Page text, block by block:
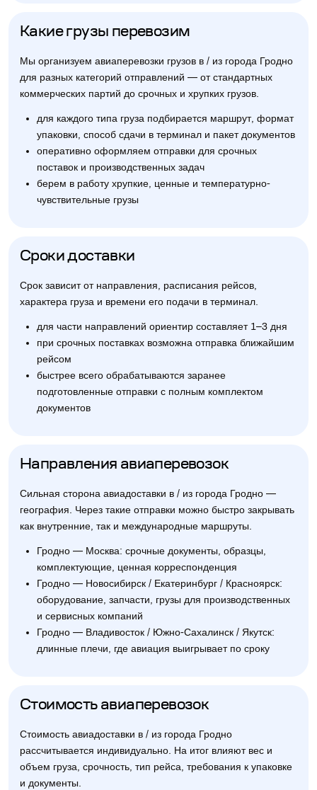
Какие грузы перевозим
Мы организуем авиаперевозки грузов в / из города Гродно
для разных категорий отправлений — от стандартных
коммерческих партий до срочных и хрупких грузов.
для каждого типа груза подбирается маршрут, формат
упаковки, способ сдачи в терминал и пакет документов
оперативно оформляем отправки для срочных
поставок и производственных задач
берем в работу хрупкие, ценные и температурно-
чувствительные грузы
Сроки доставки
Срок зависит от направления, расписания рейсов,
характера груза и времени его подачи в терминал.
для части направлений ориентир составляет 1–3 дня
при срочных поставках возможна отправка ближайшим
рейсом
быстрее всего обрабатываются заранее
подготовленные отправки с полным комплектом
документов
Направления авиаперевозок
Сильная сторона авиадоставки в / из города Гродно —
география. Через такие отправки можно быстро закрывать
как внутренние, так и международные маршруты.
Гродно — Москва: срочные документы, образцы,
комплектующие, ценная корреспонденция
Гродно — Новосибирск / Екатеринбург / Красноярск:
оборудование, запчасти, грузы для производственных
и сервисных компаний
Гродно — Владивосток / Южно-Сахалинск / Якутск:
длинные плечи, где авиация выигрывает по сроку
Стоимость авиаперевозок
Стоимость авиадоставки в / из города Гродно
рассчитывается индивидуально. На итог влияют вес и
объем груза, срочность, тип рейса, требования к упаковке
и документы.